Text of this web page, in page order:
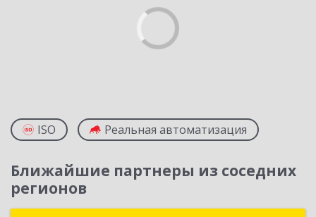
ISO Реальная автоматизация
Ближайшие партнеры из соседних
регионов